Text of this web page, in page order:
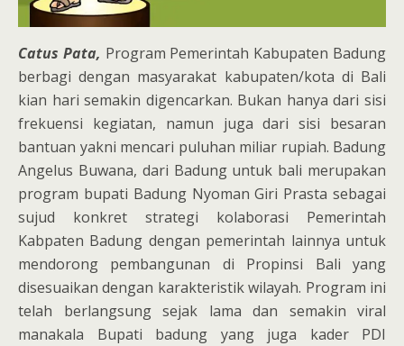
Catus Pata, Program Pemerintah Kabupaten Badung
berbagi dengan masyarakat kabupaten/kota di Bali
kian hari semakin digencarkan. Bukan hanya dari sisi
frekuensi kegiatan, namun juga dari sisi besaran
bantuan yakni mencari puluhan miliar rupiah. Badung
Angelus Buwana, dari Badung untuk bali merupakan
program bupati Badung Nyoman Giri Prasta sebagai
sujud konkret strategi kolaborasi Pemerintah
Kabpaten Badung dengan pemerintah lainnya untuk
mendorong pembangunan di Propinsi Bali yang
disesuaikan dengan karakteristik wilayah. Program ini
telah berlangsung sejak lama dan semakin viral
manakala Bupati badung yang juga kader PDI